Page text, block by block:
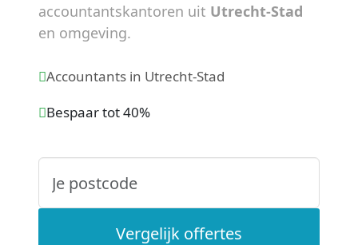
accountantskantoren uit Utrecht-Stad
en omgeving.
Accountants in Utrecht-Stad
Bespaar tot 40%
Vergelijk offertes